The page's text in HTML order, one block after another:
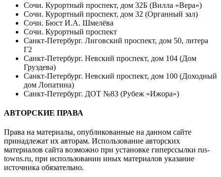
Сочи. Курортный проспект, дом 32Б (Вилла «Вера»)
Сочи. Курортный проспект, дом 32 (Органный зал)
Сочи. Бюст И.А. Шмелёва
Сочи. Курортный проспект
Санкт-Петербург. Лиговский проспект, дом 50, литера
Г2
Санкт-Петербург. Невский проспект, дом 104 (Дом
Груздева)
Санкт-Петербург. Невский проспект, дом 100 (Доходный
дом Лопатина)
Санкт-Петербург. ДОТ №83 (Рубеж «Ижора»)
АВТОРСКИЕ ПРАВА
Права на материалы, опубликованные на данном сайте
принадлежат их авторам. Использование авторских
материалов сайта возможно при установке гиперссылки rus-
towns.ru, при использовании иных материалов указание
источника обязательно.